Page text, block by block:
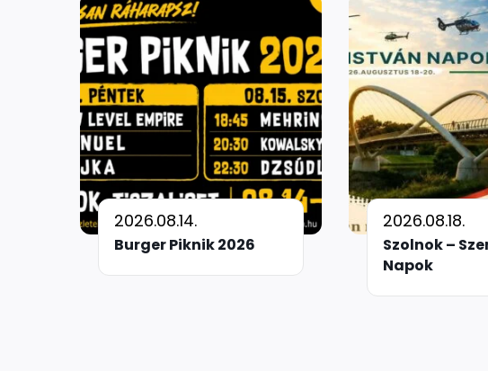
2026.08.14.
Burger Piknik 2026
2026.08.18.
Szolnok –
Napok